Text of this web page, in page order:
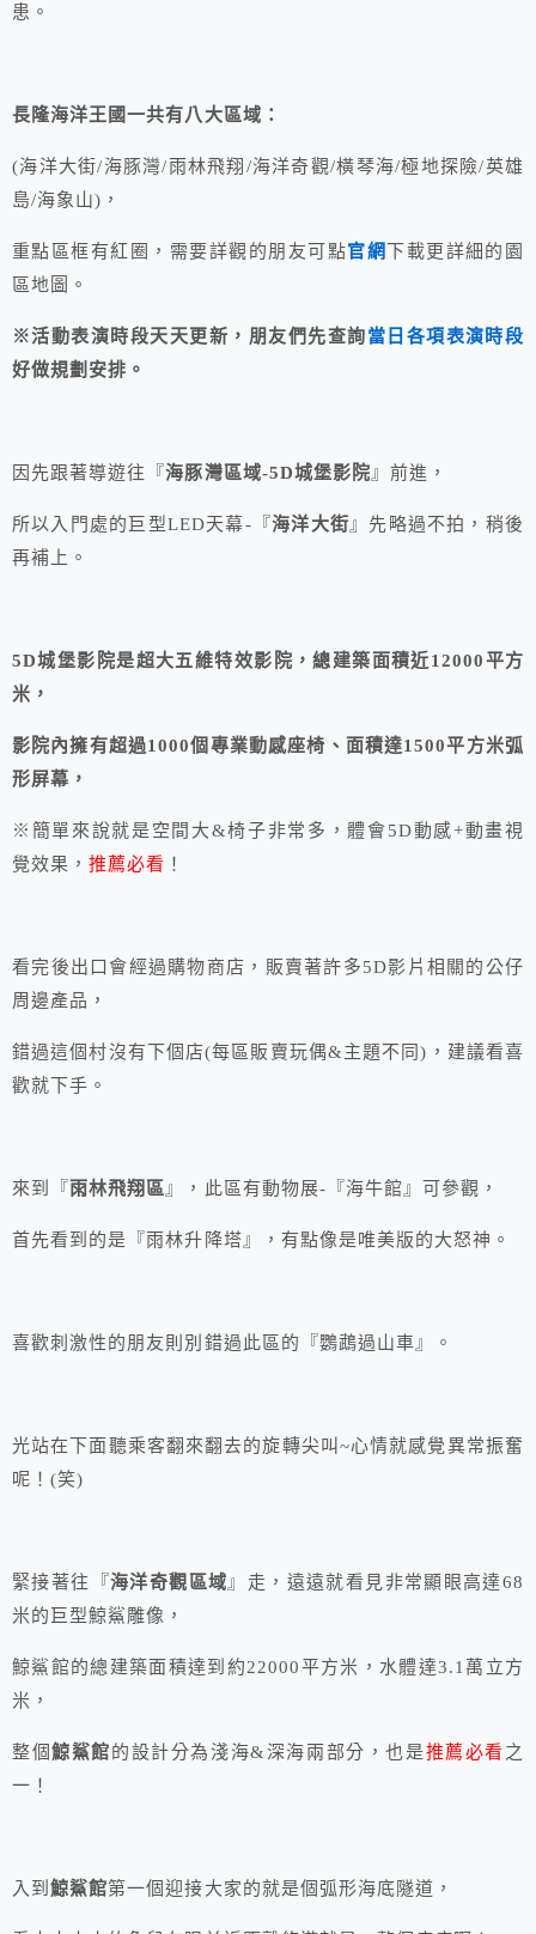
患。
長隆海洋王國一共有八大區域：
(海洋大街/海豚灣/雨林飛翔/海洋奇觀/橫琴海/極地探險/英雄
島/海象山)，
重點區框有紅圈，需要詳觀的朋友可點官網
下載更詳細的園
區地圖。
※活動表演時段天天更新，朋友們先查詢當日各項表演時段
好做規劃安排。
因先跟著導遊往『海豚灣區域-5D城堡影院』前進，
所以入門處的巨型LED天幕-『海洋大街』先略過不拍，稍後
再補上。
5D城堡影院是超大五維特效影院，總建築面積近12000平方
米，
影院內擁有超過1000個專業動感座椅、面積達1500平方米弧
形屏幕，
※簡單來說就是空間大&椅子非常多，體會5D動感+動畫視
覺效果，推薦必看 ！
看完後出口會經過購物商店，販賣著許多5D影片相關的公仔
周邊產品，
錯過這個村沒有下個店(每區販賣玩偶&主題不同)，建議看喜
歡就下手。
來到『雨林飛翔區』，此區有動物展-『海牛館』可參觀，
首先看到的是『雨林升降塔』，有點像是唯美版的大怒神。
喜歡刺激性的朋友則別錯過此區的『鸚鵡過山車』。
光站在下面聽乘客翻來翻去的旋轉尖叫~心情就感覺異常振奮
呢！(笑)
緊接著往『海洋奇觀區域』走，遠遠就看見非常顯眼高達68
米的巨型鯨鯊雕像，
鯨鯊館的總建築面積達到約22000平方米，水體達3.1萬立方
米，
整個鯨鯊館的設計分為淺海&深海兩部分，也是推薦必看之
一！
入到鯨鯊館第一個迎接大家的就是個弧形海底隧道，